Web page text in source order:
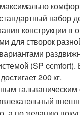
набор
конструкции в
для створок
(SP comfort).
200 кг.
гальваническим